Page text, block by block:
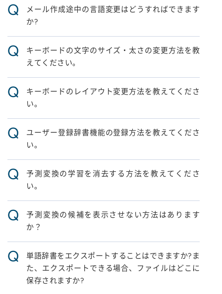
Q
メール作成途中の言語変更はどうすればできます
か?
Q
キーボードの文字のサイズ・太さの変更方法を教
えてください。
Q
キーボードのレイアウト変更方法を教えてくださ
い。
Q
ユーザー登録辞書機能の登録方法を教えてくださ
い。
Q
予測変換の学習を消去する方法を教えてくださ
い。
Q
予測変換の候補を表示させない方法はあります
か？
Q
単語辞書をエクスポートすることはできますか?ま
た、エクスポートできる場合、ファイルはどこに
保存されますか?